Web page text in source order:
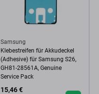
Samsung
Klebestreifen für Akkudeckel
(Adhesive) für Samsung S26,
GH81-28561A, Genuine
Service Pack
15,46 €